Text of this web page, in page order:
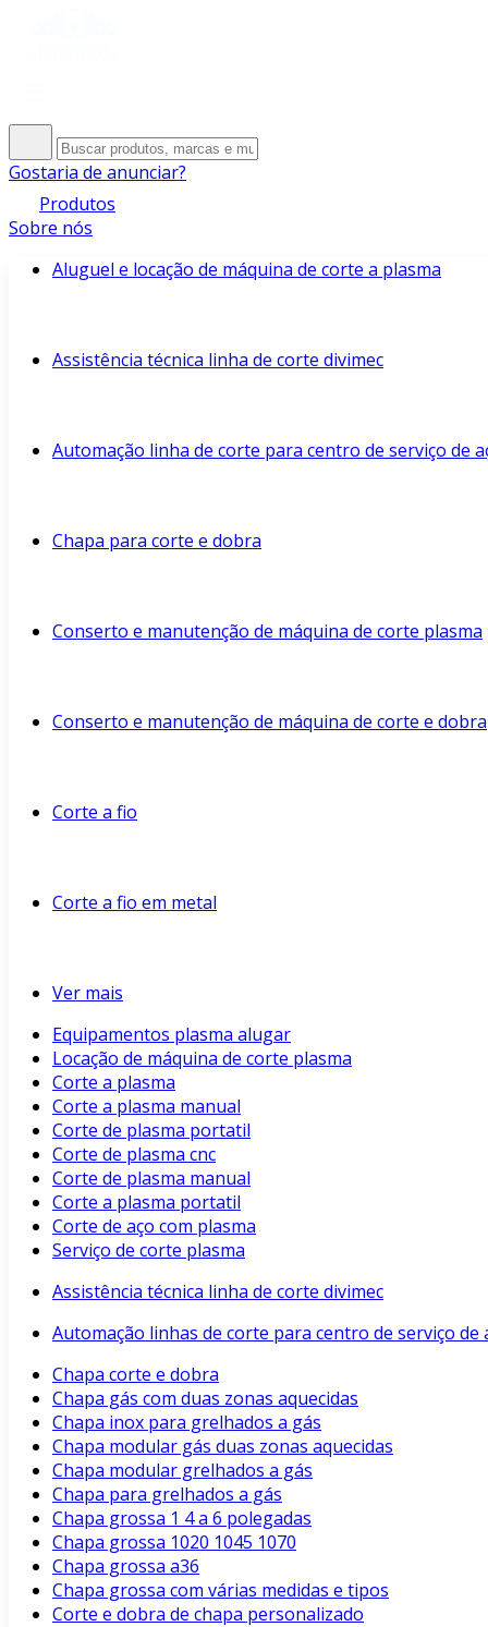
Gostaria de anunciar?
Produtos
Sobre nós
Aluguel e locação de máquina de corte a plasma
Assistência técnica linha de corte divimec
Automação linha de corte para centro de serviço de
Chapa para corte e dobra
Conserto e manutenção de máquina de corte plasma
Conserto e manutenção de máquina de corte e dobra
Corte a fio
Corte a fio em metal
Ver mais
Equipamentos plasma alugar
Locação de máquina de corte plasma
Corte a plasma
Corte a plasma manual
Corte de plasma portatil
Corte de plasma cnc
Corte de plasma manual
Corte a plasma portatil
Corte de aço com plasma
Serviço de corte plasma
Assistência técnica linha de corte divimec
Automação linhas de corte para centro de serviço de
Chapa corte e dobra
Chapa gás com duas zonas aquecidas
Chapa inox para grelhados a gás
Chapa modular gás duas zonas aquecidas
Chapa modular grelhados a gás
Chapa para grelhados a gás
Chapa grossa 1 4 a 6 polegadas
Chapa grossa 1020 1045 1070
Chapa grossa a36
Chapa grossa com várias medidas e tipos
Corte e dobra de chapa personalizado